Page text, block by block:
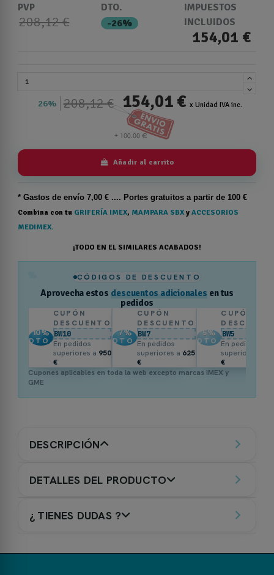
PVP
208,12 €
DTO.
-26%
IMPUESTOS
INCLUIDOS
154,01 €
26% 208,12 € 154,01 € x Unidad IVA inc.
Añadir al carrito
* Gastos de envío 7,00 € .... Portes gratuitos a partir de 100 €
Combina con tu GRIFERÍA IMEX, MAMPARA SBX y ACCESORIOS
MEDIMEX.
¡TODO EN EL SIMILARES ACABADOS!
CÓDIGOS DE DESCUENTO
Aprovecha estos descuentos adicionales en tus
pedidos
10%
DTO.
CUPÓN
DESCUENTO
BW10
En pedidos
superiores a 950
€
7%
DTO.
CUPÓN
DESCUENTO
BW7
En pedidos
superiores a 625
€
5%
DTO.
CUPÓN
BW5
En pedidos
superiores a
€
Cupones aplicables en toda la web excepto marcas IMEX y
GME
DESCRIPCIÓN
DETALLES DEL PRODUCTO
¿ TIENES DUDAS ?